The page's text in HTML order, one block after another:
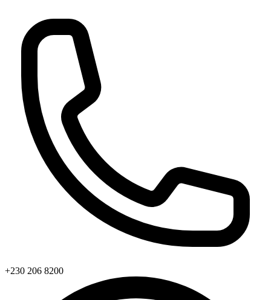
+230 206 8200